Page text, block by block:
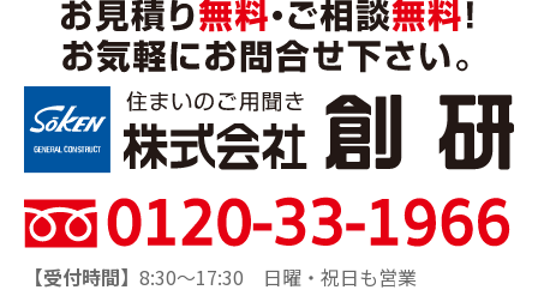
【受付時間】 8:30～17:30 日曜・祝日も営業